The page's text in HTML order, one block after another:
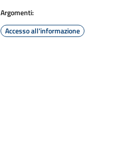
Argomenti:
Accesso all'informazione